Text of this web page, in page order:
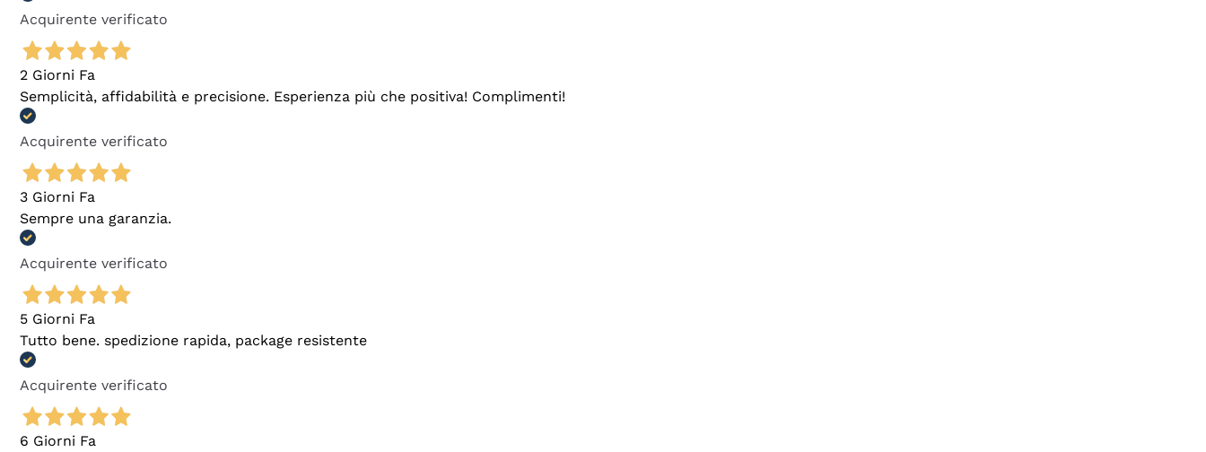
Acquirente verificato
2 Giorni Fa
Semplicità, affidabilità e precisione. Esperienza più che positiva! Complimenti!
Acquirente verificato
3 Giorni Fa
Sempre una garanzia.
Acquirente verificato
5 Giorni Fa
Tutto bene. spedizione rapida, package resistente
Acquirente verificato
6 Giorni Fa